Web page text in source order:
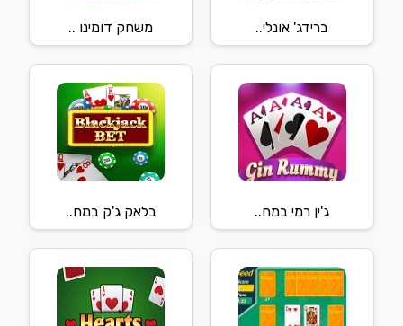
ברידג' אונלי.. משחק דומינו ..
ג'ין רמי במח.. בלאק ג'ק במח..